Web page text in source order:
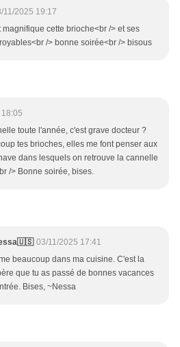
11/2025 19:17
cette brioche<br /> et ses
/> bonne soirée<br /> bisous
toute l'année, c'est grave docteur ?
tes brioches, elles me font penser aux
dans lesquels on retrouve la cannelle
/> Bonne soirée, bises.
03/11/2025 17:41
beaucoup dans ma cuisine. C'est la
que tu as passé de bonnes vacances
Bises, ~Nessa